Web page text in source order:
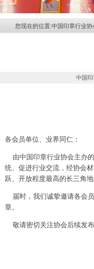
您现在的位置:中国印章行业协
中国
各会员单位、业界同仁：
由中国印章行业协会主办的
统、促进行业交流，经协会
跃、开放程度最高的长三角
届时，我们诚挚邀请各会
章。
敬请密切关注协会后续发布
中国
2025